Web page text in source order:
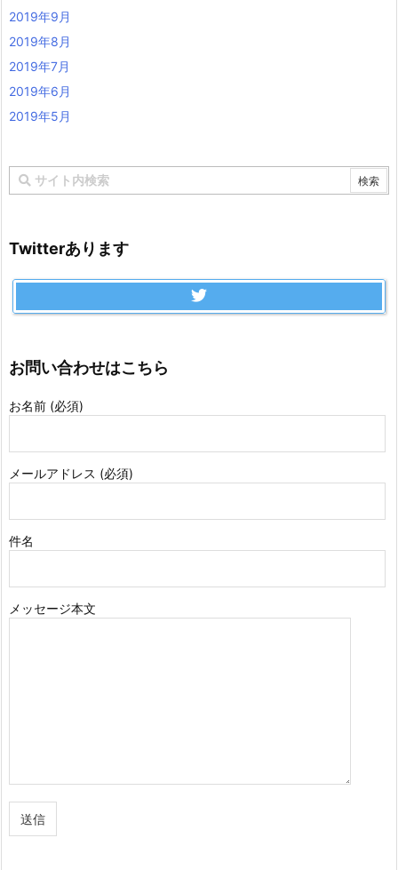
2019年9月
2019年8月
2019年7月
2019年6月
2019年5月
Twitterあります
お問い合わせはこちら
お名前 (必須)
メールアドレス (必須)
件名
メッセージ本文